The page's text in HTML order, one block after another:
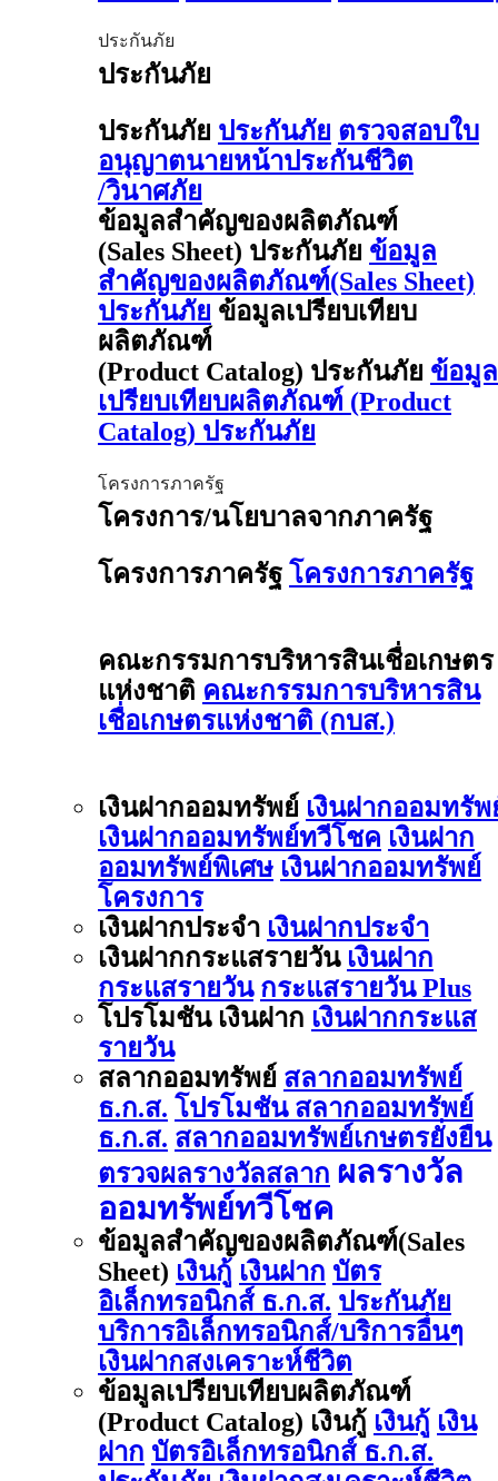
ประกันภัย
ประกันภัย
ประกันภัย ประกันภัย ตรวจสอบใบ
อนุญาตนายหน้าประกันชีวิต
/วินาศภัย
ข้อมูลสำคัญของผลิตภัณฑ์
(Sales Sheet) ประกันภัย ข้อมูล
สำคัญของผลิตภัณฑ์(Sales Sheet)
ประกันภัย ข้อมูลเปรียบเทียบ
ผลิตภัณฑ์
(Product Catalog) ประกันภัย ข้อมูล
เปรียบเทียบผลิตภัณฑ์ (Product
Catalog) ประกันภัย
โครงการภาครัฐ
โครงการ/นโยบาลจากภาครัฐ
โครงการภาครัฐ โครงการภาครัฐ
คณะกรรมการบริหารสินเชื่อเกษตร
แห่งชาติ คณะกรรมการบริหารสิน
เชื่อเกษตรแห่งชาติ (กบส.)
เงินฝากออมทรัพย์ เงินฝากออมทรัพ
เงินฝากออมทรัพย์ทวีโชค เงินฝาก
ออมทรัพย์พิเศษ เงินฝากออมทรัพย์
โครงการ
เงินฝากประจำ เงินฝากประจำ
เงินฝากกระแสรายวัน เงินฝาก
กระแสรายวัน กระแสรายวัน Plus
โปรโมชัน เงินฝาก เงินฝากกระแส
รายวัน
สลากออมทรัพย์ สลากออมทรัพย์
ธ.ก.ส. โปรโมชัน สลากออมทรัพย์
ธ.ก.ส. สลากออมทรัพย์เกษตรยั่งยืน
ตรวจผลรางวัลสลาก ผลรางวัล
ออมทรัพย์ทวีโชค
ข้อมูลสำคัญของผลิตภัณฑ์(Sales
Sheet) เงินกู้ เงินฝาก บัตร
อิเล็กทรอนิกส์ ธ.ก.ส. ประกันภัย
บริการอิเล็กทรอนิกส์/บริการอื่นๆ
เงินฝากสงเคราะห์ชีวิต
ข้อมูลเปรียบเทียบผลิตภัณฑ์
(Product Catalog) เงินกู้ เงินกู้ เงิน
ฝาก บัตรอิเล็กทรอนิกส์ ธ.ก.ส.